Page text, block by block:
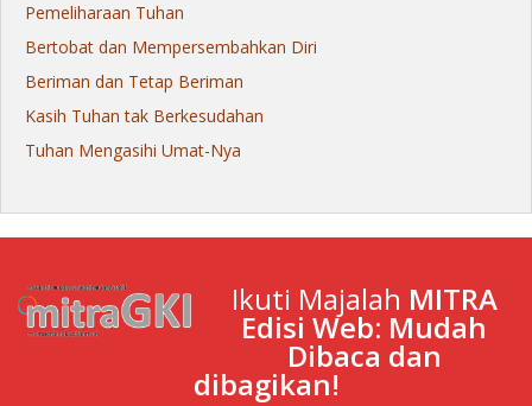
Pemeliharaan Tuhan
Bertobat dan Mempersembahkan Diri
Beriman dan Tetap Beriman
Kasih Tuhan tak Berkesudahan
Tuhan Mengasihi Umat-Nya
Ikuti Majalah MITRA
Edisi Web: Mudah
Dibaca dan
dibagikan!